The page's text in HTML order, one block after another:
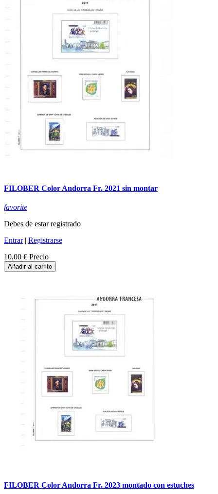
FILOBER Color Andorra Fr. 2021 sin montar
favorite
Debes de estar registrado
Entrar| Registrarse
10,00 € Precio
Añadir al carrito
FILOBER Color Andorra Fr. 2023 montado con estuches